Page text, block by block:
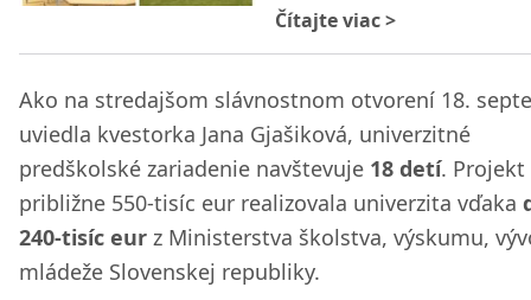
Čítajte viac>
Ako na stredajšom slávnostnom otvorení 18.
uviedla kvestorka Jana Gjašiková, univerzitné
predškolské zariadenie navštevuje 18 detí. Projekt
približne 550-tisíc eur realizovala univerzita vďaka
240-tisíc eur z Ministerstva školstva, výskumu,
mládeže Slovenskej republiky.